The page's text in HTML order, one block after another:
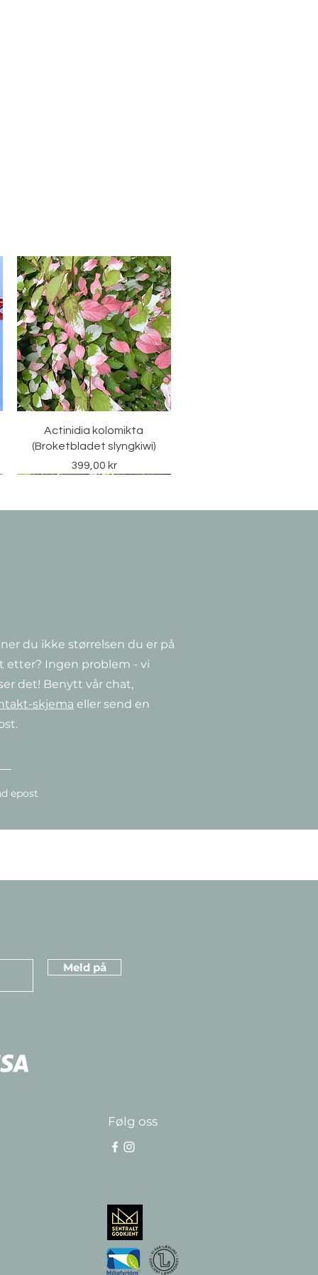
Hurtigvisning
Actinidia kolomikta
(Broketbladet slyngkiwi)
Pris
399,00 kr
Hurtigvisning
Clematis ‘Guernsey Cream’
Pris
349,00 kr
Hurtigvisning
Clematis 'Niobe'
Pris
349,00 kr
Hurtigvisning
CorTen Watertable
Fra14 990,00 kr
Salgspris
du ikke størrelsen du er på
etter? Ingen problem - vi
det! Benytt vår chat,
skjema eller send en
epost
Følg oss
Meld på